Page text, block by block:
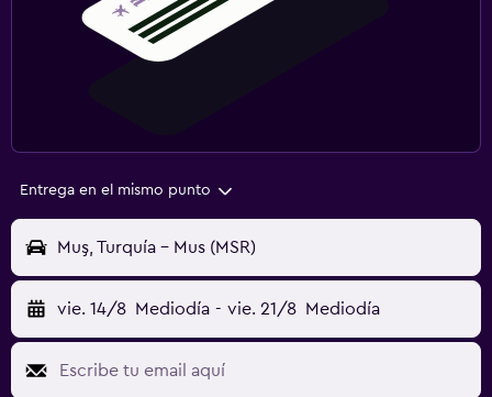
Entrega en el mismo punto
Muş, Turquía - Mus (MSR)
vie. 14/8 Mediodía - vie. 21/8 Mediodía